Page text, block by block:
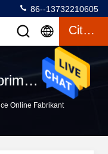
86--13732210605
Citaat
Sleutelwoorden [ colorimeter device ] Gelijke 120 producten
Online Fabrikant